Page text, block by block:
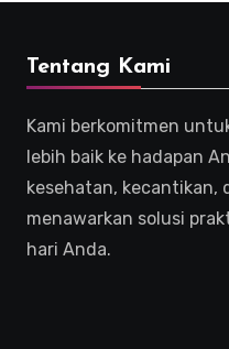
Tentang Kami
Kami berkomitmen
lebih baik ke hadapan
kesehatan, kecantikan,
menawarkan solusi
hari Anda.